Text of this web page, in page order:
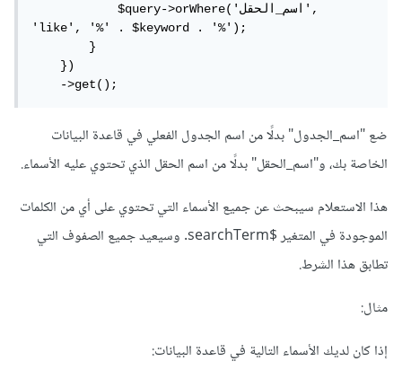
            $query->orWhere('اسم_الحقل',
'like', '%' . $keyword . '%');
        }
    })
    ->get();
ضع "اسم_الجدول" بدلًا من اسم الجدول الفعلي في قاعدة البيانات
الخاصة بك، و"اسم_الحقل" بدلًا من اسم الحقل الذي تحتوي عليه الأسماء.
هذا الاستعلام سيبحث عن جميع الأسماء التي تحتوي على أي من الكلمات
الموجودة في المتغير $searchTerm. وسيعيد جميع الصفوف التي
تطابق هذا الشرط.
مثال:
إذا كان لديك الأسماء التالية في قاعدة البيانات: